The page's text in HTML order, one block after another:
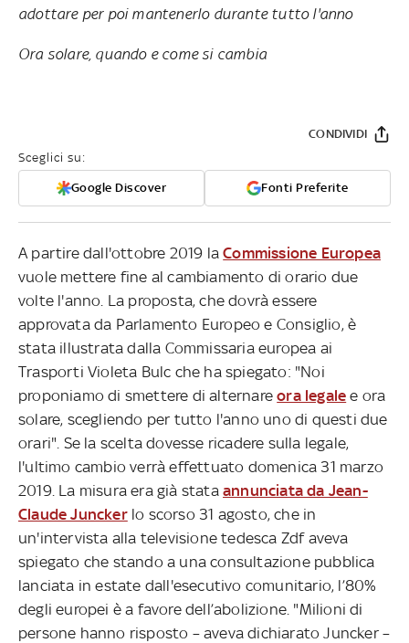
adottare per poi mantenerlo durante tutto l'anno
Ora solare, quando e come si cambia
Sceglici su:
Google Discover Fonti Preferite
CONDIVIDI
A partire dall'ottobre 2019 laCommissione Europea
vuole mettere fine al cambiamento di orario due
volte l'anno. La proposta, che dovrà essere
approvata da Parlamento Europeo e Consiglio, è
stata illustrata dalla Commissaria europea ai
Trasporti Violeta Bulc che ha spiegato: "Noi
proponiamo di smettere di alternareora legale e ora
solare, scegliendo per tutto l'anno uno di questi due
orari". Se la scelta dovesse ricadere sulla legale,
l'ultimo cambio verrà effettuato domenica 31 marzo
2019. La misura era già stata annunciata da Jean-
Claude Junckerlo scorso 31 agosto, che in
un'intervista alla televisione tedesca Zdf aveva
spiegato che stando a una consultazione pubblica
lanciata in estate dall'esecutivo comunitario, l’80%
degli europei è a favore dell’abolizione. "Milioni di
persone hanno risposto – aveva dichiarato Juncker –